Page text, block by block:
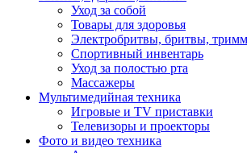
Уход за собой
Товары для здоровья
Электробритвы, бритвы,
Спортивный инвентарь
Уход за полостью рта
Массажеры
Мультимедийная техника
Игровые и TV приставки
Телевизоры и проекторы
Фото и видео техника